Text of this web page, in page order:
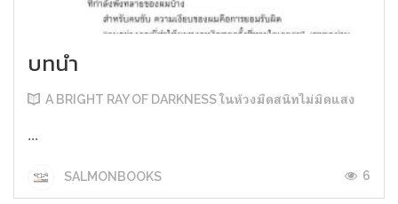
บทนำ
A BRIGHT RAY OF DARKNESS ในห้วงมืดสนิทไม่มิดแสง
...
SALMONBOOKS 6